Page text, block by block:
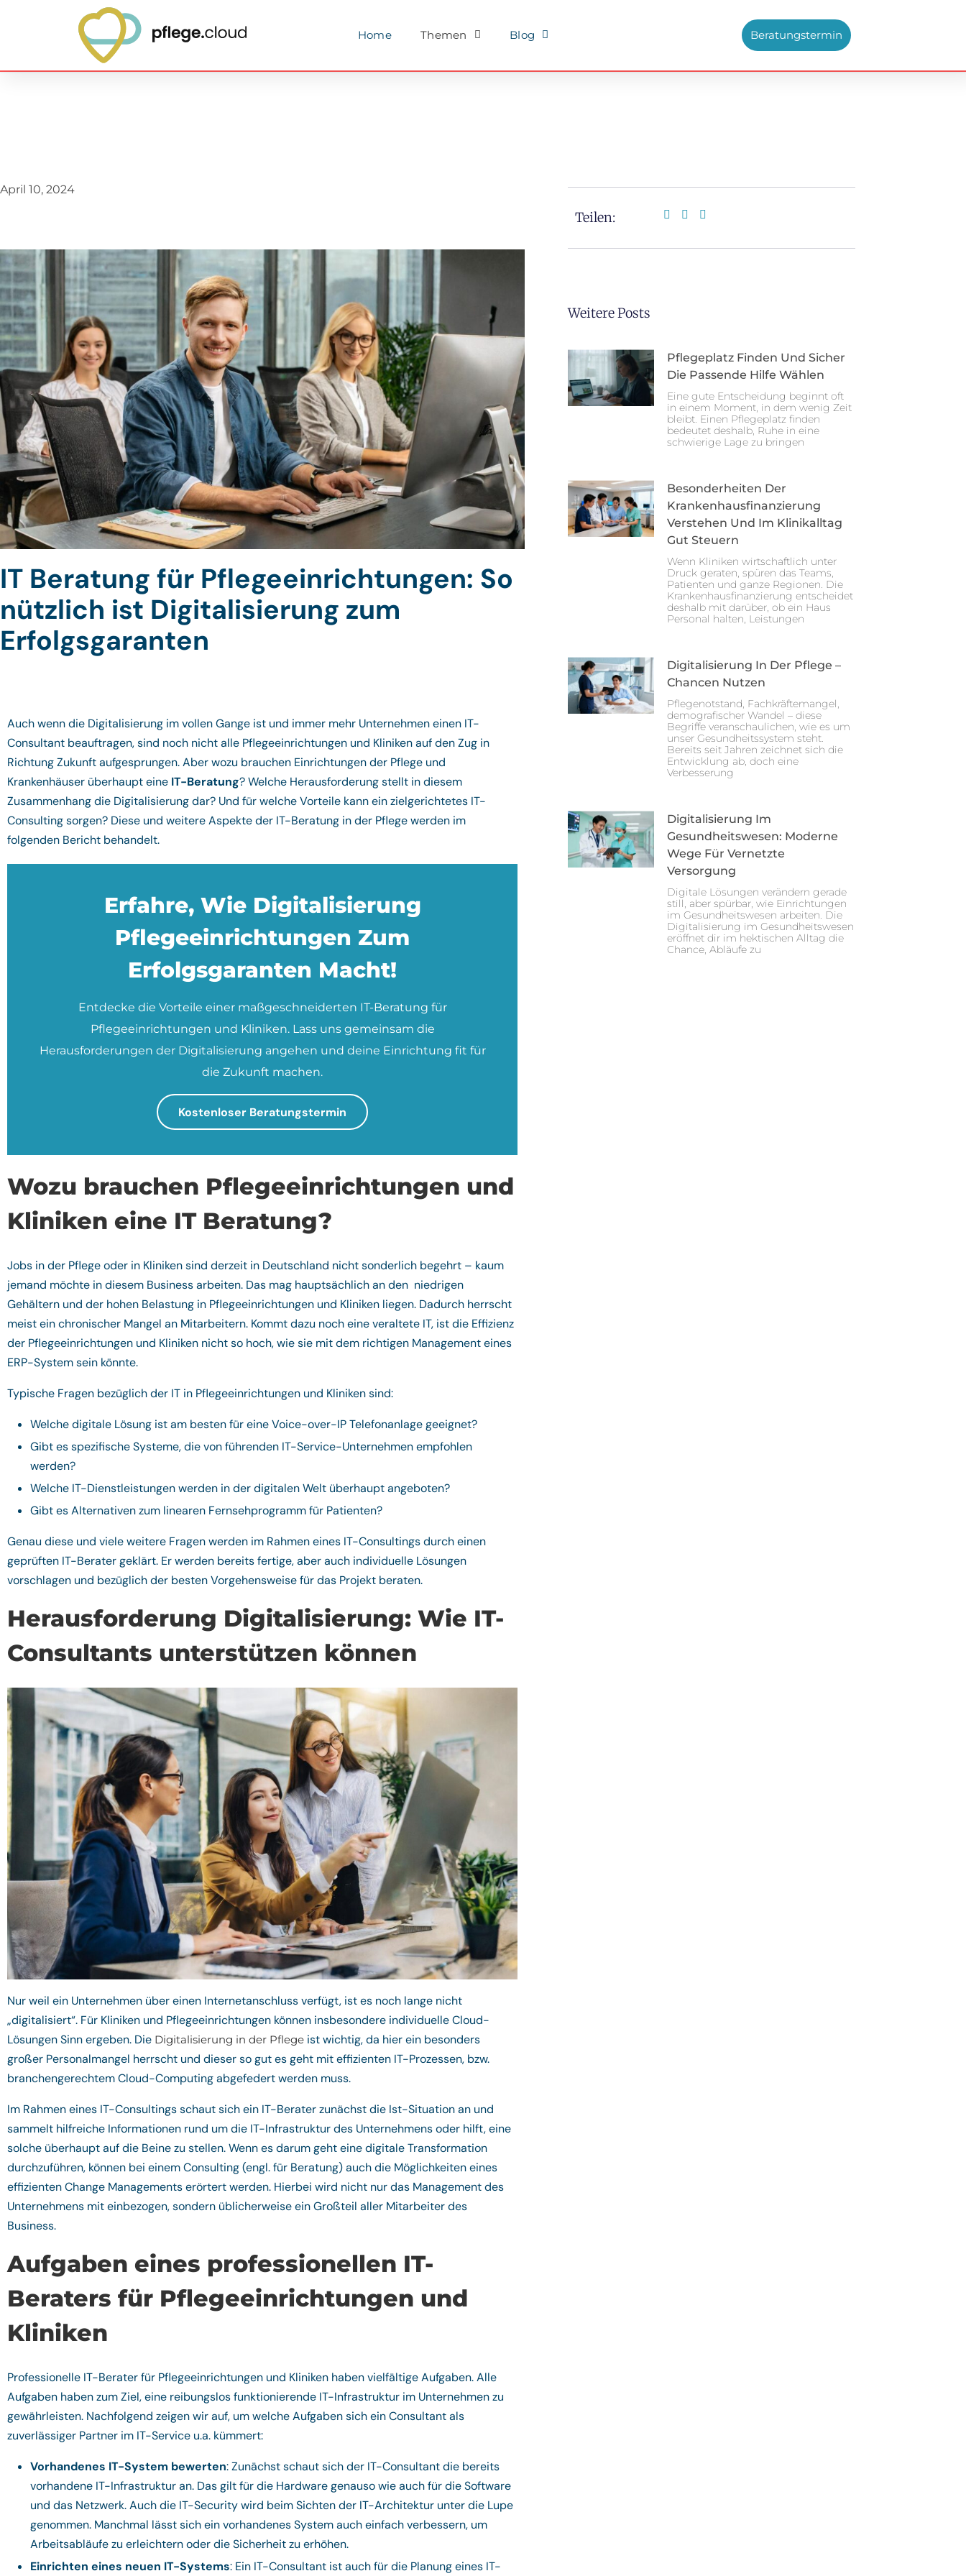
Home Themen Blog Beratungstermin
April 10, 2024
IT Beratung für Pflegeeinrichtungen: So
nützlich ist Digitalisierung zum
Erfolgsgaranten
Auch wenn die Digitalisierung im vollen Gange ist und immer mehr Unternehmen einen IT-
Consultant beauftragen, sind noch nicht alle Pflegeeinrichtungen und Kliniken auf den Zug in
Richtung Zukunft aufgesprungen. Aber wozu brauchen Einrichtungen der Pflege und
Krankenhäuser überhaupt eine IT-Beratung? Welche Herausforderung stellt in diesem
Zusammenhang die Digitalisierung dar? Und für welche Vorteile kann ein zielgerichtetes IT-
Consulting sorgen? Diese und weitere Aspekte der IT-Beratung in der Pflege werden im
folgenden Bericht behandelt.
Erfahre, Wie Digitalisierung
Pflegeeinrichtungen Zum
Erfolgsgaranten Macht!
Entdecke die Vorteile einer maßgeschneiderten IT-Beratung für
Pflegeeinrichtungen und Kliniken. Lass uns gemeinsam die
Herausforderungen der Digitalisierung angehen und deine Einrichtung fit für
die Zukunft machen.
Kostenloser Beratungstermin
Wozu brauchen Pflegeeinrichtungen und
Kliniken eine IT Beratung?
Jobs in der Pflege oder in Kliniken sind derzeit in Deutschland nicht sonderlich begehrt – kaum
jemand möchte in diesem Business arbeiten. Das mag hauptsächlich an den niedrigen
Gehältern und der hohen Belastung in Pflegeeinrichtungen und Kliniken liegen. Dadurch herrscht
meist ein chronischer Mangel an Mitarbeitern. Kommt dazu noch eine veraltete IT, ist die Effizienz
der Pflegeeinrichtungen und Kliniken nicht so hoch, wie sie mit dem richtigen Management eines
ERP-System sein könnte.
Typische Fragen bezüglich der IT in Pflegeeinrichtungen und Kliniken sind:
Welche digitale Lösung ist am besten für eine Voice-over-IP Telefonanlage geeignet?
Gibt es spezifische Systeme, die von führenden IT-Service-Unternehmen empfohlen
werden?
Welche IT-Dienstleistungen werden in der digitalen Welt überhaupt angeboten?
Gibt es Alternativen zum linearen Fernsehprogramm für Patienten?
Genau diese und viele weitere Fragen werden im Rahmen eines IT-Consultings durch einen
geprüften IT-Berater geklärt. Er werden bereits fertige, aber auch individuelle Lösungen
vorschlagen und bezüglich der besten Vorgehensweise für das Projekt beraten.
Herausforderung Digitalisierung: Wie IT-
Consultants unterstützen können
Nur weil ein Unternehmen über einen Internetanschluss verfügt, ist es noch lange nicht
„digitalisiert“. Für Kliniken und Pflegeeinrichtungen können insbesondere individuelle Cloud-
Lösungen Sinn ergeben. Die Digitalisierung in der Pflege ist wichtig, da hier ein besonders
großer Personalmangel herrscht und dieser so gut es geht mit effizienten IT-Prozessen, bzw.
branchengerechtem Cloud-Computing abgefedert werden muss.
Im Rahmen eines IT-Consultings schaut sich ein IT-Berater zunächst die Ist-Situation an und
sammelt hilfreiche Informationen rund um die IT-Infrastruktur des Unternehmens oder hilft, eine
solche überhaupt auf die Beine zu stellen. Wenn es darum geht eine digitale Transformation
durchzuführen, können bei einem Consulting (engl. für Beratung) auch die Möglichkeiten eines
effizienten Change Managements erörtert werden. Hierbei wird nicht nur das Management des
Unternehmens mit einbezogen, sondern üblicherweise ein Großteil aller Mitarbeiter des
Business.
Aufgaben eines professionellen IT-
Beraters für Pflegeeinrichtungen und
Kliniken
Professionelle IT-Berater für Pflegeeinrichtungen und Kliniken haben vielfältige Aufgaben. Alle
Aufgaben haben zum Ziel, eine reibungslos funktionierende IT-Infrastruktur im Unternehmen zu
gewährleisten. Nachfolgend zeigen wir auf, um welche Aufgaben sich ein Consultant als
zuverlässiger Partner im IT-Service u.a. kümmert:
Vorhandenes IT-System bewerten: Zunächst schaut sich der IT-Consultant die bereits
vorhandene IT-Infrastruktur an. Das gilt für die Hardware genauso wie auch für die Software
und das Netzwerk. Auch die IT-Security wird beim Sichten der IT-Architektur unter die Lupe
genommen. Manchmal lässt sich ein vorhandenes System auch einfach verbessern, um
Arbeitsabläufe zu erleichtern oder die Sicherheit zu erhöhen.
Einrichten eines neuen IT-Systems: Ein IT-Consultant ist auch für die Planung eines IT-
Teilen:
Weitere Posts
Pflegeplatz Finden Und Sicher
Die Passende Hilfe Wählen
Eine gute Entscheidung beginnt oft
in einem Moment, in dem wenig Zeit
bleibt. Einen Pflegeplatz finden
bedeutet deshalb, Ruhe in eine
schwierige Lage zu bringen
Besonderheiten Der
Krankenhausfinanzierung
Verstehen Und Im Klinikalltag
Gut Steuern
Wenn Kliniken wirtschaftlich unter
Druck geraten, spüren das Teams,
Patienten und ganze Regionen. Die
Krankenhausfinanzierung entscheidet
deshalb mit darüber, ob ein Haus
Personal halten, Leistungen
Digitalisierung In Der Pflege –
Chancen Nutzen
Pflegenotstand, Fachkräftemangel,
demografischer Wandel – diese
Begriffe veranschaulichen, wie es um
unser Gesundheitssystem steht.
Bereits seit Jahren zeichnet sich die
Entwicklung ab, doch eine
Verbesserung
Digitalisierung Im
Gesundheitswesen: Moderne
Wege Für Vernetzte
Versorgung
Digitale Lösungen verändern gerade
still, aber spürbar, wie Einrichtungen
im Gesundheitswesen arbeiten. Die
Digitalisierung im Gesundheitswesen
eröffnet dir im hektischen Alltag die
Chance, Abläufe zu